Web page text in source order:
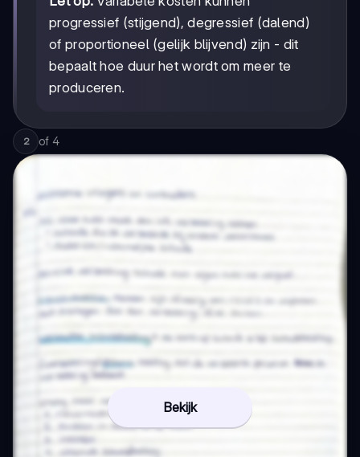
progressief (stijgend), degressief (dalend)
of proportioneel (gelijk blijvend) zijn - dit
bepaalt hoe duur het wordt om meer te
produceren.
2 of 4
Bekijk